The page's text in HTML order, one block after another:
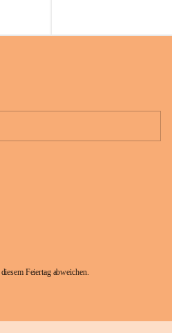
Wanduhr (!) benutzt und
Feiertag abweichen.